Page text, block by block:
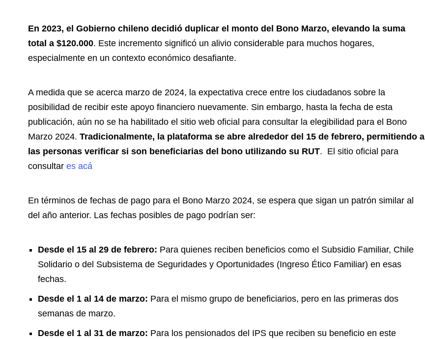
En 2023, el Gobierno chileno decidió duplicar el monto del Bono Marzo, elevando la suma
total a $120.000. Este incremento significó un alivio considerable para muchos hogares,
especialmente en un contexto económico desafiante.
A medida que se acerca marzo de 2024, la expectativa crece entre los ciudadanos sobre la
posibilidad de recibir este apoyo financiero nuevamente. Sin embargo, hasta la fecha de esta
publicación, aún no se ha habilitado el sitio web oficial para consultar la elegibilidad para el Bono
Marzo 2024. Tradicionalmente, la plataforma se abre alrededor del 15 de febrero, permitiendo a
las personas verificar si son beneficiarias del bono utilizando su RUT. El sitio oficial para
consultar es acá
En términos de fechas de pago para el Bono Marzo 2024, se espera que sigan un patrón similar al
del año anterior. Las fechas posibles de pago podrían ser:
Desde el 15 al 29 de febrero: Para quienes reciben beneficios como el Subsidio Familiar, Chile
Solidario o del Subsistema de Seguridades y Oportunidades (Ingreso Ético Familiar) en esas
fechas.
Desde el 1 al 14 de marzo: Para el mismo grupo de beneficiarios, pero en las primeras dos
semanas de marzo.
Desde el 1 al 31 de marzo: Para los pensionados del IPS que reciben su beneficio en este